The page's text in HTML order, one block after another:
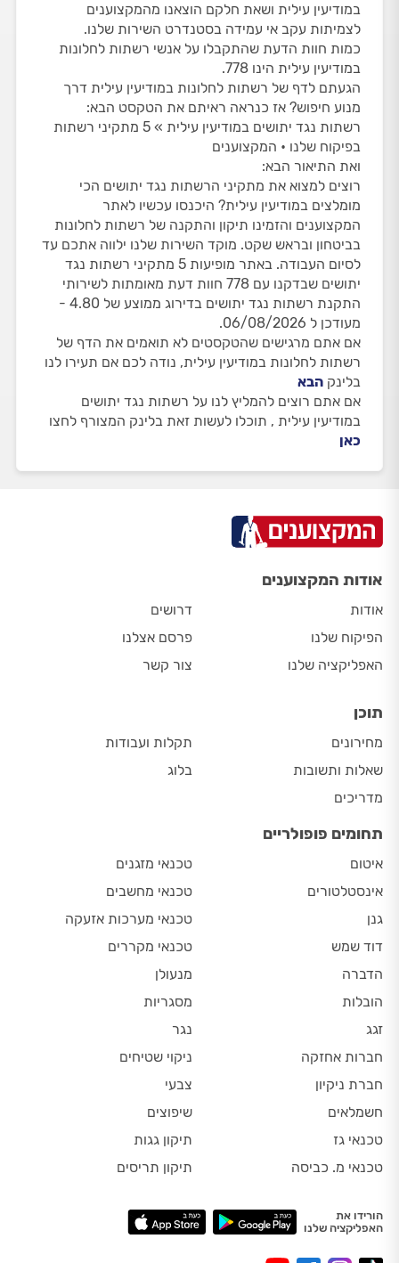
במודיעין עילית ושאת חלקם הוצאנו מהמקצוענים
לצמיתות עקב אי עמידה בסטנדרט השירות שלנו.
כמות חוות הדעת שהתקבלו על אנשי רשתות לחלונות
במודיעין עילית הינו 778.
הגעתם לדף של רשתות לחלונות במודיעין עילית דרך
מנוע חיפוש? אז כנראה ראיתם את הטקסט הבא:
רשתות נגד יתושים במודיעין עילית » 5 מתקיני רשתות
בפיקוח שלנו • המקצוענים
ואת התיאור הבא:
רוצים למצוא את מתקיני הרשתות נגד יתושים הכי
מומלצים במודיעין עילית? היכנסו עכשיו לאתר
המקצוענים והזמינו תיקון והתקנה של רשתות לחלונות
בביטחון ובראש שקט. מוקד השירות שלנו ילווה אתכם עד
לסיום העבודה. באתר מופיעות 5 מתקיני רשתות נגד
יתושים שבדקנו עם 778 חוות דעת מאומתות לשירותי
התקנת רשתות נגד יתושים בדירוג ממוצע של 4.80 -
מעודכן ל 06/08/2026.
אם אתם מרגישים שהטקסטים לא תואמים את הדף של
רשתות לחלונות במודיעין עילית, נודה לכם אם תעירו לנו
בלינק הבא
אם אתם רוצים להמליץ לנו על רשתות נגד יתושים
במודיעין עילית , תוכלו לעשות זאת בלינק המצורף לחצו
כאן
אודות המקצוענים
אודות
הפיקוח שלנו
האפליקציה שלנו
דרושים
פרסם אצלנו
צור קשר
תוכן
מחירונים
שאלות ותשובות
מדריכים
תקלות ועבודות
בלוג
תחומים פופולריים
איטום
אינסטלטורים
גנן
דוד שמש
הדברה
הובלות
זגג
חברות אחזקה
חברת ניקיון
חשמלאים
טכנאי גז
טכנאי מ. כביסה
טכנאי מזגנים
טכנאי מחשבים
טכנאי מערכות אזעקה
טכנאי מקררים
מנעולן
מסגריות
נגר
ניקוי שטיחים
צבעי
שיפוצים
תיקון גגות
תיקון תריסים
הורידו את
האפליקציה שלנו